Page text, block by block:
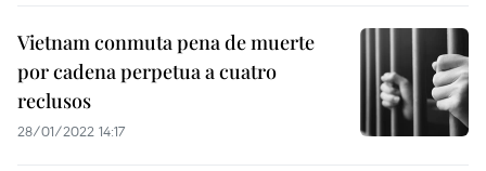
Vietnam conmuta pena de muerte
por cadena perpetua a cuatro
reclusos
28/01/2022 14:17